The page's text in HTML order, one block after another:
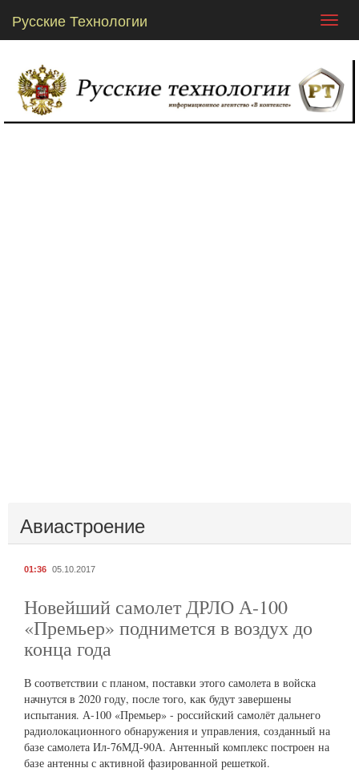
Русские Технологии
Авиастроение
01:36 05.10.2017
Новейший самолет ДРЛО А-100
«Премьер» поднимется в воздух до
конца года
В соответствии с планом, поставки этого самолета в войска
начнутся в 2020 году, после того, как будут завершены
испытания. А-100 «Премьер» - российский самолёт дальнего
радиолокационного обнаружения и управления, созданный на
базе самолета Ил-76МД-90А. Антенный комплекс построен на
базе антенны с активной фазированной решеткой.